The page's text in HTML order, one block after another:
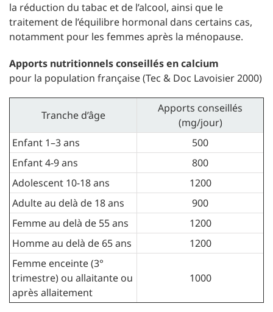
la réduction du tabac et de l’alcool, ainsi que le
traitement de l’équilibre hormonal dans certains cas,
notamment pour les femmes après la ménopause.
Apports nutritionnels conseillés en calcium
pour la population française (Tec & Doc Lavoisier 2000)
Tranche d’âge
Apports conseillés
(mg/jour)
Enfant 1–3 ans
500
Enfant 4-9 ans
800
Adolescent 10-18 ans
1200
Adulte au delà de 18 ans
900
Femme au delà de 55 ans
1200
Homme au delà de 65 ans
1200
Femme enceinte (3°
trimestre) ou allaitante ou
après allaitement
1000